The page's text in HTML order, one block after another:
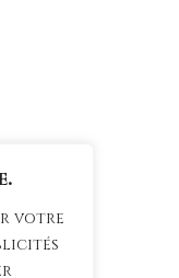
votre